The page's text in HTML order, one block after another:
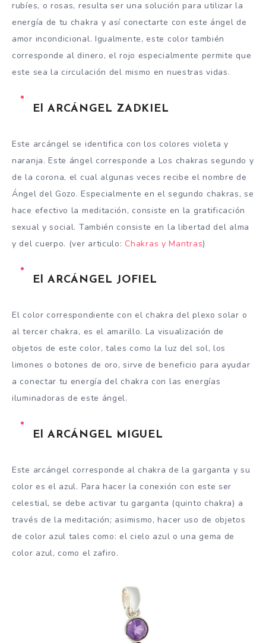
rubíes, o rosas, resulta ser una solución para utilizar la
energía de tu chakra y así conectarte con este ángel de
amor incondicional. Igualmente, este color también
corresponde al dinero, el rojo especialmente permite que
este sea la circulación del mismo en nuestras vidas.
El ARCÁNGEL ZADKIEL
Este arcángel se identifica con los colores violeta y
naranja. Este ángel corresponde a Los chakras segundo y
de la corona, el cual algunas veces recibe el nombre de
Ángel del Gozo. Especialmente en el segundo chakras, se
hace efectivo la meditación, consiste en la gratificación
sexual y social. También consiste en la libertad del alma
y del cuerpo. (ver articulo: Chakras y Mantras)
El ARCÁNGEL JOFIEL
El color correspondiente con el chakra del plexo solar o
al tercer chakra, es el amarillo. La visualización de
objetos de este color, tales como la luz del sol, los
limones o botones de oro, sirve de beneficio para ayudar
a conectar tu energía del chakra con las energías
iluminadoras de este ángel.
El ARCÁNGEL MIGUEL
Este arcángel corresponde al chakra de la garganta y su
color es el azul. Para hacer la conexión con este ser
celestial, se debe activar tu garganta (quinto chakra) a
través de la meditación; asimismo, hacer uso de objetos
de color azul tales como: el cielo azul o una gema de
color azul, como el zafiro.